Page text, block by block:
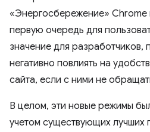
«Энергосбережение» Chrome
первую очередь для
значение для разработчиков,
негативно повлиять на
сайта, если с ними не
В целом, эти новые режимы
учетом существующих лучших